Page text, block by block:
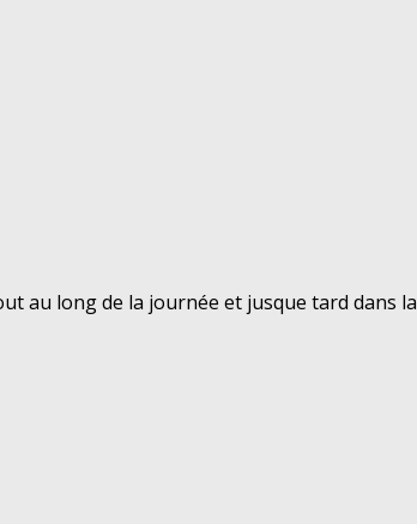
au long de la journée et jusque tard dans la